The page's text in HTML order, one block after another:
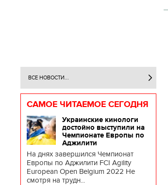
ВСЕ НОВОСТИ...
САМОЕ ЧИТАЕМОЕ СЕГОДНЯ
Украинские кинологи
достойно выступили на
Чемпионате Европы по
Аджилити
На днях завершился Чемпионат
Европы по Аджилити FCI Agility
European Open Belgium 2022 Не
смотря на трудн...